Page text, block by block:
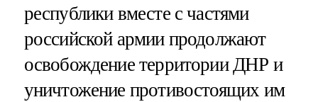
республики вместе с частями
российской армии продолжают
освобождение территории ДНР и
уничтожение противостоящих им